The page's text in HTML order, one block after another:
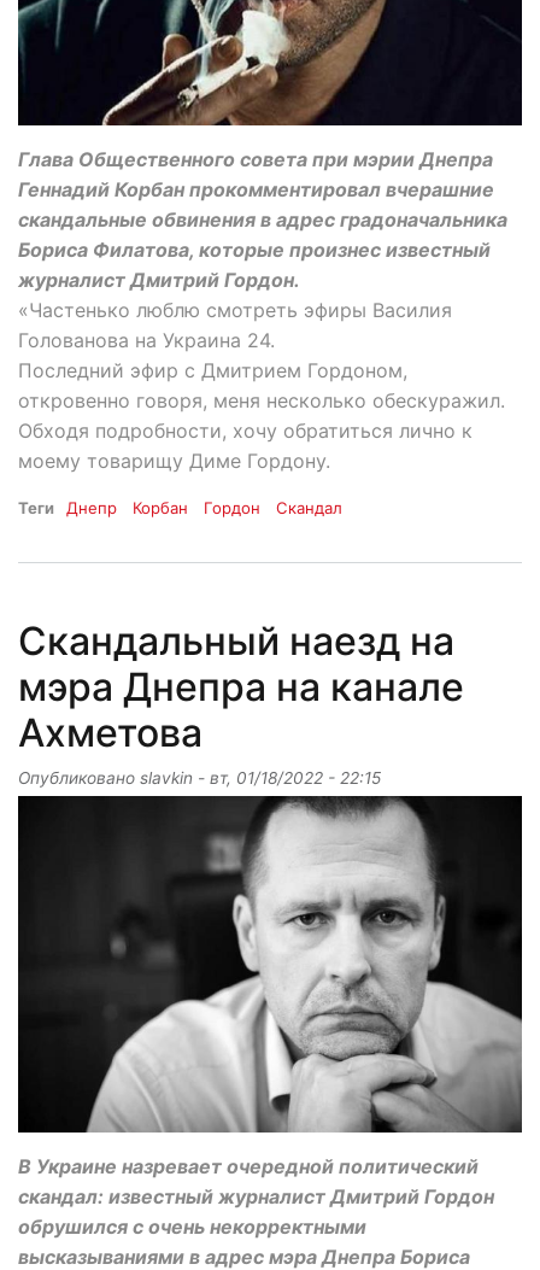
Глава Общественного совета при мэрии Днепра
Геннадий Корбан прокомментировал вчерашние
скандальные обвинения в адрес градоначальника
Бориса Филатова, которые произнес известный
журналист Дмитрий Гордон.
«Частенько люблю смотреть эфиры Василия
Голованова на Украина 24.
Последний эфир с Дмитрием Гордоном,
откровенно говоря, меня несколько обескуражил.
Обходя подробности, хочу обратиться лично к
моему товарищу Диме Гордону.
Теги Днепр Корбан Гордон Скандал
Скандальный наезд на
мэра Днепра на канале
Ахметова
Опубликовано slavkin - вт, 01/18/2022 - 22:15
В Украине назревает очередной политический
скандал: известный журналист Дмитрий Гордон
обрушился с очень некорректными
высказываниями в адрес мэра Днепра Бориса